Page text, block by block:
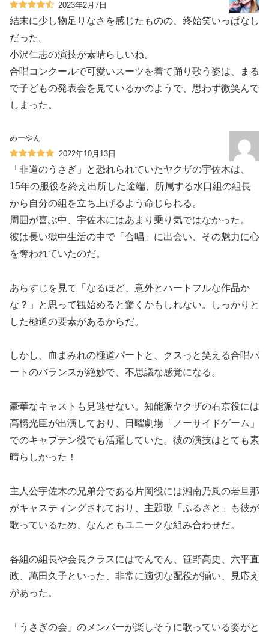
2023年2月7日
結末に少し物足りなさを感じたものの、終始笑いっぱなし
だった。
小沢仁志の演技が素晴らしいね。
合唱コンクールで可愛いスーツを着て踊り歌う姿は、まる
で子どもの発表会を見ているかのようで、思わず微笑んで
しまった。
めーやん
2022年10月13日
「非道のうさぎ」と恐れられていたヤクザの宇佐木は、
15年の服役を終え出所した途端、所属する水口組の組長
から自分の組を立ち上げるよう命じられる。
周囲が喜ぶ中、宇佐木にはあまり乗り気ではなかった。
彼は長い獄中生活の中で「合唱」に出会い、その魅力に心
を奪われていたのだ。
あらすじを見て「なるほど、意外とハートフルな作品か
な？」と思って観始めると驚くかもしれない。しっかりと
した極道の要素があるからだ。
しかし、血まみれの極道パートと、クスっと笑える合唱パ
ートのバランスが絶妙で、不思議な感覚になる。
豪華なキャストも見逃せない。知能派ヤクザの右京役には
高橋光臣が出演しており、日曜劇場「ノーサイドゲーム」
でのキャプテン役でも活躍していた。彼の演技はとても素
晴らしかった！
主人公宇佐木の兄弟分である片岡役には湘南乃風の若旦那
がキャスティングされており、主題歌「ふるさと」も彼が
歌っているため、なんともユニークな組み合わせだ。
各組の組長や会長クラスにはでんでん、笹野高史、六平直
政、萬田久子といった、非常に適切な配役が揃い、見応え
があった。
「うさぎの会」のメンバーが楽しそうに歌っている姿がと